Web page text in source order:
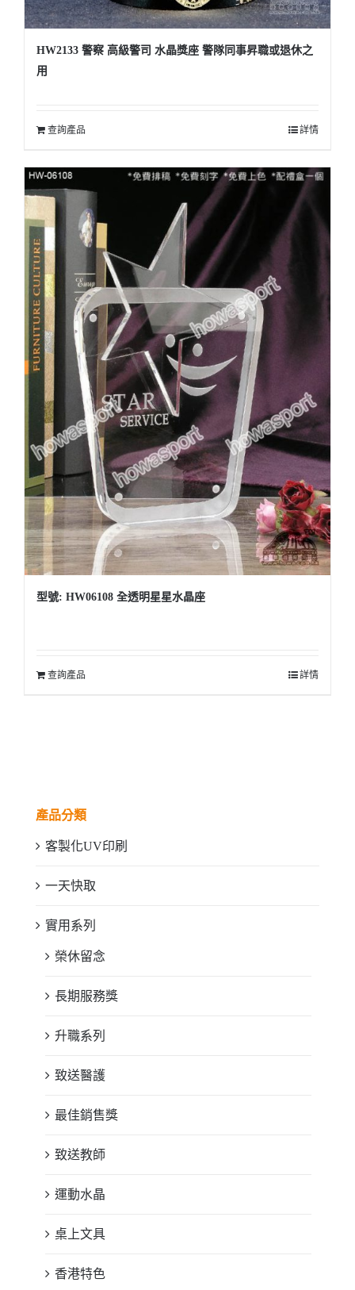
HW2133 警察 高級警司 水晶獎座 警隊同事昇職或退休之
用
查詢產品 詳情
型號: HW06108 全透明星星水晶座
查詢產品 詳情
產品分類
客製化UV印刷
一天快取
實用系列
榮休留念
長期服務獎
升職系列
致送醫護
最佳銷售獎
致送教師
運動水晶
桌上文具
香港特色